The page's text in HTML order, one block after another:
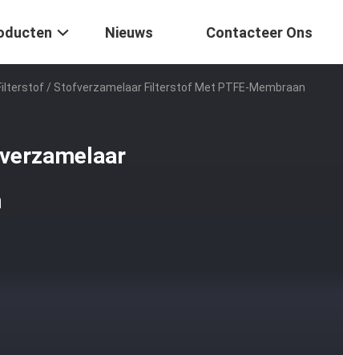
Nieuws Contacteer Ons
/ Stofverzamelaar Filterstof Met PTFE-Membraan